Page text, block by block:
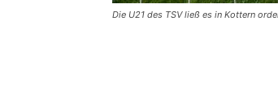
Die U21 des TSV ließ es in Kottern